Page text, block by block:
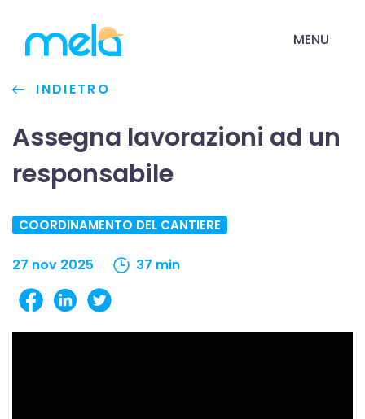
MENU
INDIETRO
Assegna lavorazioni ad un
responsabile
COORDINAMENTO DEL CANTIERE
27 nov 2025 37 min